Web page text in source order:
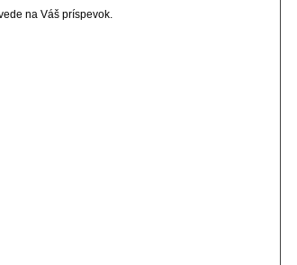
na Váš príspevok.